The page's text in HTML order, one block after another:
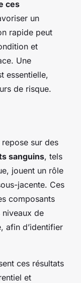
ces
un
rapide peut
et
Une
essentielle,
de risque.
repose sur des
sanguins, tels
jouent un rôle
jacente. Ces
composants
niveaux de
afin d’identifier
ces résultats
et